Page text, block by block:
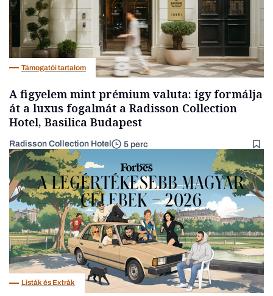
Támogatói tartalom
A figyelem mint prémium valuta: így formálja
át a luxus fogalmát a Radisson Collection
Hotel, Basilica Budapest
Radisson Collection Hotel 5 perc
Listák és Extrák